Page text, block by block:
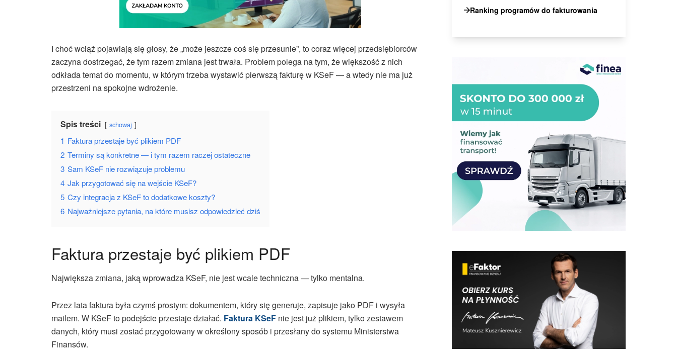
I choć wciąż pojawiają się głosy, że „może jeszcze coś się przesunie”, to coraz więcej przedsiębiorców
zaczyna dostrzegać, że tym razem zmiana jest trwała. Problem polega na tym, że większość z nich
odkłada temat do momentu, w którym trzeba wystawić pierwszą fakturę w KSeF — a wtedy nie ma już
przestrzeni na spokojne wdrożenie.
Spis treści schowaj
1 Faktura przestaje być plikiem PDF
2 Terminy są konkretne — i tym razem raczej ostateczne
3 Sam KSeF nie rozwiązuje problemu
4 Jak przygotować się na wejście KSeF?
5 Czy integracja z KSeF to dodatkowe koszty?
6 Najważniejsze pytania, na które musisz odpowiedzieć dziś
Faktura przestaje być plikiem PDF
Największa zmiana, jaką wprowadza KSeF, nie jest wcale techniczna — tylko mentalna.
Przez lata faktura była czymś prostym: dokumentem, który się generuje, zapisuje jako PDF i wysyła
mailem. W KSeF to podejście przestaje działać. Faktura KSeF nie jest już plikiem, tylko zestawem
danych, który musi zostać przygotowany w określony sposób i przesłany do systemu Ministerstwa
Finansów.
Ranking programów do fakturowania